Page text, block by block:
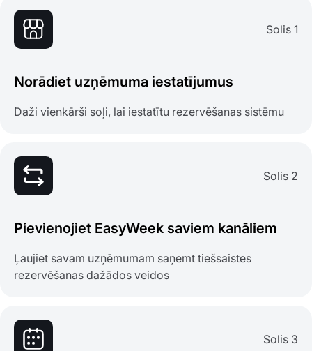
Solis 1
Norādiet uzņēmuma iestatījumus
Daži vienkārši soļi, lai iestatītu rezervēšanas sistēmu
Solis 2
Pievienojiet EasyWeek saviem kanāliem
Ļaujiet savam uzņēmumam saņemt tiešsaistes
rezervēšanas dažādos veidos
Solis 3